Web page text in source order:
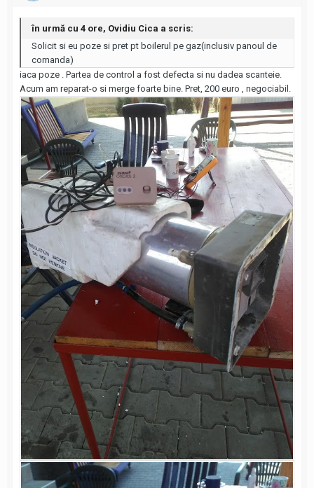
în urmă cu 4 ore, Ovidiu Cica a scris:
Solicit si eu poze si pret pt boilerul pe gaz(inclusiv panoul de
comanda)
iaca poze . Partea de control a fost defecta si nu dadea scanteie.
Acum am reparat-o si merge foarte bine. Pret, 200 euro , negociabil.